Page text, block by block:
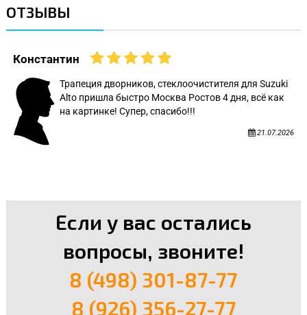
ОТЗЫВЫ
Константин
Трапеция дворников, стеклоочистителя для Suzuki
Alto пришла быстро Москва Ростов 4 дня, всё как
на картинке! Супер, спасибо!!!
21.07.2026
Если у вас остались
вопросы, звоните!
8 (498) 301-87-77
8 (926) 356-27-77